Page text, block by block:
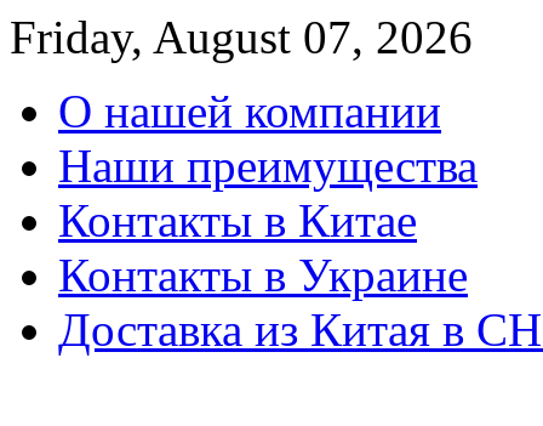
Friday, August 07, 2026
О нашей компании
Наши преимущества
Контакты в Китае
Контакты в Украине
Доставка из Китая в